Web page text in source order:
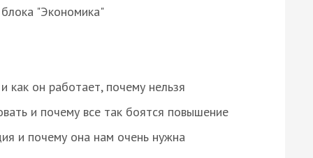
"Экономика"
как он работает, почему нельзя
и почему все так боятся повышение
и почему она нам очень нужна